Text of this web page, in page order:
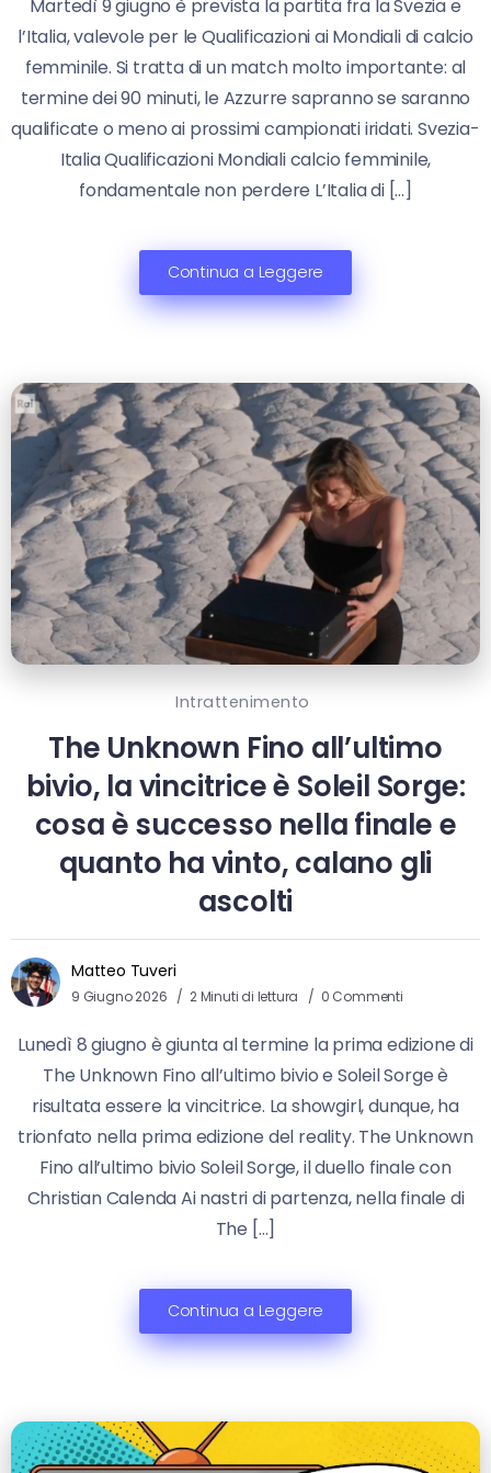
Martedì 9 giugno è prevista la partita fra la Svezia e
l’Italia, valevole per le Qualificazioni ai Mondiali di calcio
femminile. Si tratta di un match molto importante: al
termine dei 90 minuti, le Azzurre sapranno se saranno
qualificate o meno ai prossimi campionati iridati. Svezia-
Italia Qualificazioni Mondiali calcio femminile,
fondamentale non perdere L’Italia di […]
Continua a Leggere
Intrattenimento
The Unknown Fino all’ultimo
bivio, la vincitrice è Soleil Sorge:
cosa è successo nella finale e
quanto ha vinto, calano gli
ascolti
Matteo Tuveri
9 Giugno 2026 2 Minuti di lettura 0 Commenti
Lunedì 8 giugno è giunta al termine la prima edizione di
The Unknown Fino all’ultimo bivio e Soleil Sorge è
risultata essere la vincitrice. La showgirl, dunque, ha
trionfato nella prima edizione del reality. The Unknown
Fino all’ultimo bivio Soleil Sorge, il duello finale con
Christian Calenda Ai nastri di partenza, nella finale di
The […]
Continua a Leggere